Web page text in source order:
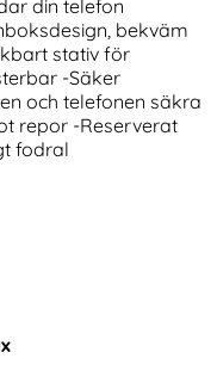
Härdat Glas
din telefon
bekväm
stativ för
-Säker
och telefonen säkra
repor -Reserverat
fodral